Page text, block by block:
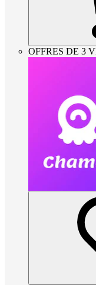
OFFRES DE 3